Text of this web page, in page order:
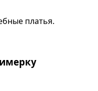
платья.